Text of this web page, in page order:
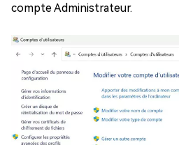
compte Administrateur.